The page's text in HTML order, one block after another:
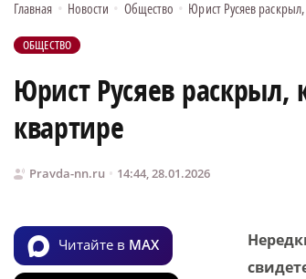
Главная • Новости • Общество • Юрист Русяев
ОБЩЕСТВО
Юрист Русяев
квартире
Pravda-nn.ru 14:44, 28.01.2026
Читайте в MAX